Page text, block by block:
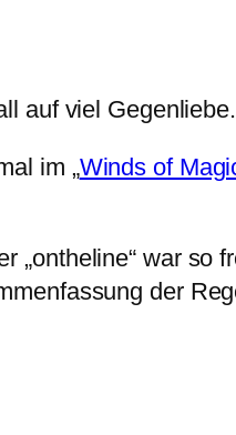
auf viel Gegenliebe.
im „Winds of
„ontheline“ war so
der